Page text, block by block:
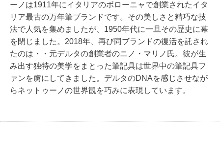
ーノは1911年にイタリアのボローニャで創業されたイタ
リア最古の万年筆ブランドです。その美しさと精巧な技
法で人気を集めましたが、1950年代に一旦その歴史に幕
を閉じました。2018年、再び同ブランドの復活を託され
たのは・・元デルタの創業者のニノ・マリノ氏。彼が生
み出す独特の美学をまとった筆記具は世界中の筆記具フ
ァンを虜にしてきました。デルタのDNAを感じさせなが
らネットゥーノの世界観を巧みに表現しています。